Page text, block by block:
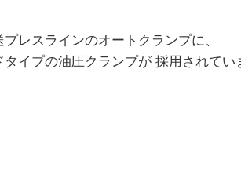
プレスラインのオートクランプに、
タイプの油圧クランプが 採用されてい